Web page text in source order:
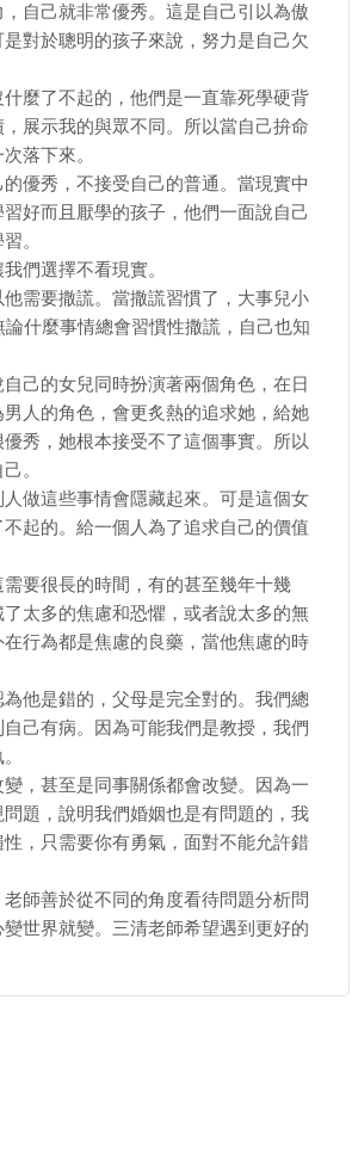
自己就非常優秀。這是自己引以為傲
對於聰明的孩子來說，努力是自己欠
麼了不起的，他們是一直靠死學硬背
展示我的與眾不同。所以當自己拚命
落下來。
優秀，不接受自己的普通。當現實中
好而且厭學的孩子，他們一面說自己
。
們選擇不看現實。
需要撒謊。當撒謊習慣了，大事兒小
什麼事情總會習慣性撒謊，自己也知
己的女兒同時扮演著兩個角色，在日
人的角色，會更炙熱的追求她，給她
秀，她根本接受不了這個事實。所以
。
做這些事情會隱藏起來。可是這個女
起的。給一個人為了追求自己的價值
要很長的時間，有的甚至幾年十幾
太多的焦慮和恐懼，或者說太多的無
行為都是焦慮的良藥，當他焦慮的時
他是錯的，父母是完全對的。我們總
己有病。因為可能我們是教授，我們
，甚至是同事關係都會改變。因為一
題，說明我們婚姻也是有問題的，我
，只需要你有勇氣，面對不能允許錯
師善於從不同的角度看待問題分析問
世界就變。三清老師希望遇到更好的